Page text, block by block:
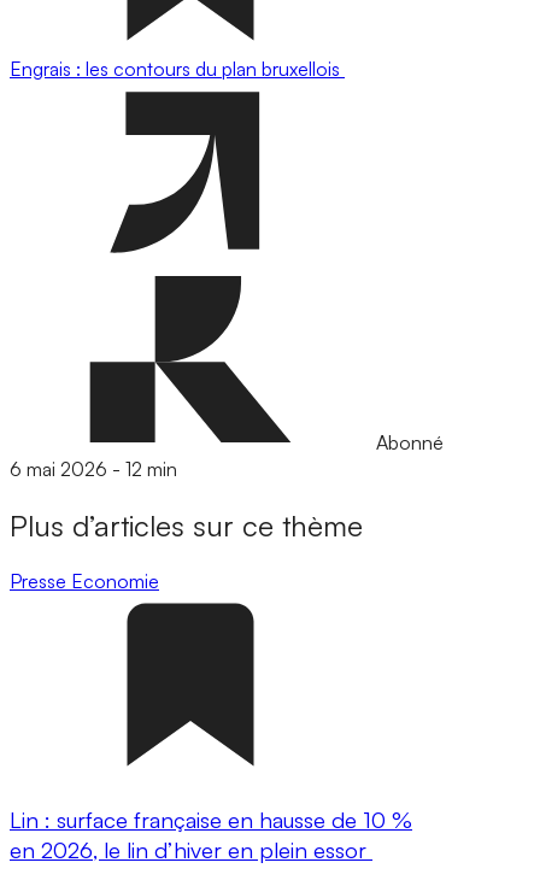
Engrais : les contours du plan bruxellois
Abonné
6 mai 2026 - 12 min
Plus d’articles sur ce thème
Presse Economie
Lin : surface française en hausse de 10 %
en 2026, le lin d’hiver en plein essor